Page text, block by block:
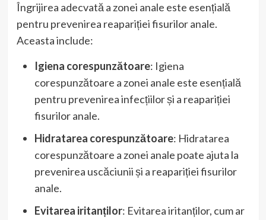
Îngrijirea adecvată a zonei anale este esențială
pentru prevenirea reapariției fisurilor anale.
Aceasta include:
Igiena corespunzătoare: Igiena
corespunzătoare a zonei anale este esențială
pentru prevenirea infecțiilor și a reapariției
fisurilor anale.
Hidratarea corespunzătoare: Hidratarea
corespunzătoare a zonei anale poate ajuta la
prevenirea uscăciunii și a reapariției fisurilor
anale.
Evitarea iritanților: Evitarea iritanților, cum ar